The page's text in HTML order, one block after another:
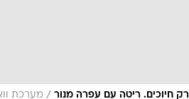
רק חיוכים. ריטה עם עפרה מנור / מערכת